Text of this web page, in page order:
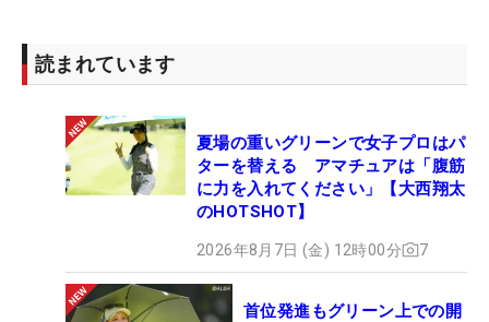
読まれています
夏場の重いグリーンで女子プロはパ
ターを替える アマチュアは「腹筋
に力を入れてください」【大西翔太
のHOTSHOT】
2026年8月7日 (金) 12時00分 7
首位発進もグリーン上での開